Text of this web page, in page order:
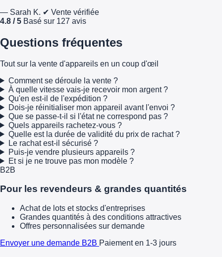
— Sarah K. ✔ Vente vérifiée
4.8 / 5 Basé sur 127 avis
Questions fréquentes
Tout sur la vente d'appareils en un coup d'œil
Comment se déroule la vente ?
À quelle vitesse vais-je recevoir mon argent ?
Qu'en est-il de l'expédition ?
Dois-je réinitialiser mon appareil avant l'envoi ?
Que se passe-t-il si l'état ne correspond pas ?
Quels appareils rachetez-vous ?
Quelle est la durée de validité du prix de rachat ?
Le rachat est-il sécurisé ?
Puis-je vendre plusieurs appareils ?
Et si je ne trouve pas mon modèle ?
B2B
Pour les revendeurs & grandes quantités
Achat de lots et stocks d'entreprises
Grandes quantités à des conditions attractives
Offres personnalisées sur demande
Envoyer une demande B2B Paiement en 1-3 jours